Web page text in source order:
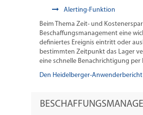
Alerting-Funktion
Beim Thema Zeit- und
Beschaffungsmanagement eine
definiertes Ereignis eintritt oder
bestimmten Zeitpunkt das Lager
eine schnelle Benachrichtigung per
Den Heidelberger-